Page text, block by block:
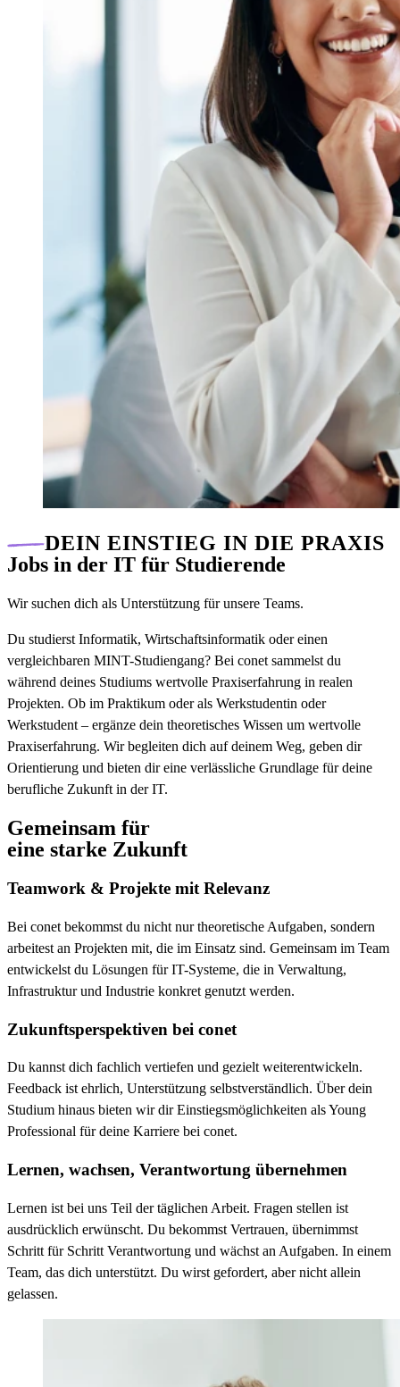
DEIN EINSTIEG IN DIE PRAXIS
Jobs in der IT für Studierende
Wir suchen dich als Unterstützung für unsere Teams.
Du studierst Informatik, Wirtschaftsinformatik oder einen
vergleichbaren MINT-Studiengang? Bei conet sammelst du
während deines Studiums wertvolle Praxiserfahrung in realen
Projekten. Ob im Praktikum oder als Werkstudentin oder
Werkstudent – ergänze dein theoretisches Wissen um wertvolle
Praxiserfahrung. Wir begleiten dich auf deinem Weg, geben dir
Orientierung und bieten dir eine verlässliche Grundlage für deine
berufliche Zukunft in der IT.
Gemeinsam für
eine starke Zukunft
Teamwork & Projekte mit Relevanz
Bei conet bekommst du nicht nur theoretische Aufgaben, sondern
arbeitest an Projekten mit, die im Einsatz sind. Gemeinsam im Team
entwickelst du Lösungen für IT-Systeme, die in Verwaltung,
Infrastruktur und Industrie konkret genutzt werden.
Zukunfts­perspektiven bei conet
Du kannst dich fachlich vertiefen und gezielt weiterentwickeln.
Feedback ist ehrlich, Unterstützung selbstverständlich. Über dein
Studium hinaus bieten wir dir Einstiegsmöglichkeiten als Young
Professional für deine Karriere bei conet.
Lernen, wachsen, Verantwortung übernehmen
Lernen ist bei uns Teil der täglichen Arbeit. Fragen stellen ist
ausdrücklich erwünscht. Du bekommst Vertrauen, übernimmst
Schritt für Schritt Verantwortung und wächst an Aufgaben. In einem
Team, das dich unterstützt. Du wirst gefordert, aber nicht allein
gelassen.